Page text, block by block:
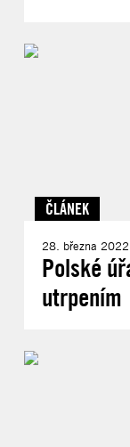
ČLÁNEK
28. března 2022
Polské
utrpením